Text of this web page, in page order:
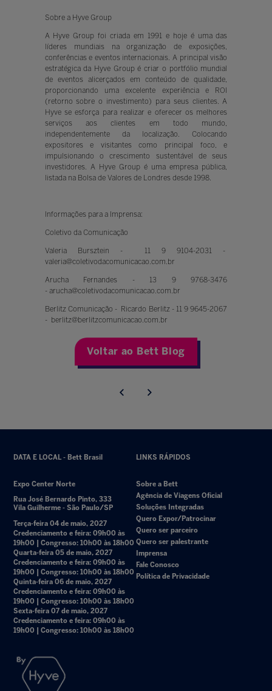
Sobre a Hyve Group
A Hyve Group foi criada em 1991 e hoje é uma das
líderes mundiais na organização de exposições,
conferências e eventos internacionais. A principal visão
estratégica da Hyve Group é criar o portfólio mundial
de eventos alicerçados em conteúdo de qualidade,
proporcionando uma excelente experiência e ROI
(retorno sobre o investimento) para seus clientes. A
Hyve se esforça para realizar e oferecer os melhores
serviços aos clientes em todo mundo,
independentemente da localização. Colocando
expositores e visitantes como principal foco, e
impulsionando o crescimento sustentável de seus
investidores. A Hyve Group é uma empresa pública,
listada na Bolsa de Valores de Londres desde 1998.
Informações para a Imprensa:
Coletivo da Comunicação
Valeria Bursztein - 11 9 9104-2031 -
valeria@coletivodacomunicacao.com.br
Arucha Fernandes - 13 9 9768-3476
- arucha@coletivodacomunicacao.com.br
Berlitz Comunicação - Ricardo Berlitz - 11 9 9645-2067
- berlitz@berlitzcomunicacao.com.br
Voltar ao Bett Blog
DATA E LOCAL - Bett Brasil
Expo Center Norte
Rua José Bernardo Pinto, 333
Vila Guilherme - São Paulo/SP
Terça-feira 04 de maio, 2027
Credenciamento e feira: 09h00 às
19h00 | Congresso: 10h00 às 18h00
Quarta-feira 05 de maio, 2027
Credenciamento e feira: 09h00 às
19h00 | Congresso: 10h00 às 18h00
Quinta-feira 06 de maio, 2027
Credenciamento e feira: 09h00 às
19h00 | Congresso: 10h00 às 18h00
Sexta-feira 07 de maio, 2027
Credenciamento e feira: 09h00 às
19h00 | Congresso: 10h00 às 18h00
LINKS RÁPIDOS
Sobre a Bett
Agência de Viagens Oficial
Soluções Integradas
Quero Expor/Patrocinar
Quero ser parceiro
Quero ser palestrante
Imprensa
Fale Conosco
Política de Privacidade